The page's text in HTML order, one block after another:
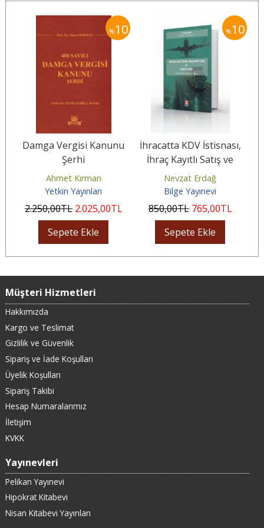
%10
Damga Vergisi Kanunu
Şerhi
Ahmet Kırman
Yetkin Yayınları
2.250,00TL 2.025,00TL
Sepete Ekle
%10
İhracatta KDV İstisnası,
İhraç Kayıtlı Satış ve
Transit Ticaret
Nevzat Erdağ
Bilge Yayınevi
850,00TL 765,00TL
Sepete Ekle
Müşteri Hizmetleri
Hakkımızda
Kargo ve Teslimat
Gizlilik ve Güvenlik
Sipariş ve İade Koşulları
Üyelik Koşulları
Sipariş Takibi
Hesap Numaralarımız
İletişim
KVKK
Yayınevleri
Pelikan Yayınevi
Hipokrat Kitabevi
Nisan Kitabevi Yayınları